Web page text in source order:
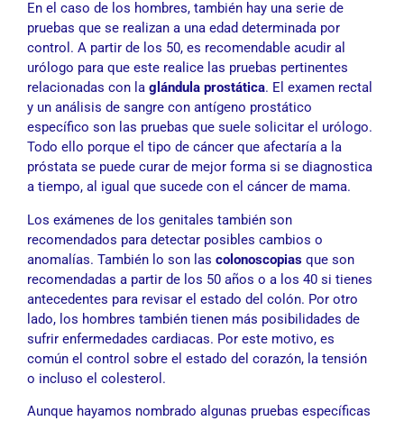
En el caso de los hombres, también hay una serie de
pruebas que se realizan a una edad determinada por
control. A partir de los 50, es recomendable acudir al
urólogo para que este realice las pruebas pertinentes
relacionadas con la glándula prostática. El examen rectal
y un análisis de sangre con antígeno prostático
específico son las pruebas que suele solicitar el urólogo.
Todo ello porque el tipo de cáncer que afectaría a la
próstata se puede curar de mejor forma si se diagnostica
a tiempo, al igual que sucede con el cáncer de mama.
Los exámenes de los genitales también son
recomendados para detectar posibles cambios o
anomalías. También lo son las colonoscopias que son
recomendadas a partir de los 50 años o a los 40 si tienes
antecedentes para revisar el estado del colón. Por otro
lado, los hombres también tienen más posibilidades de
sufrir enfermedades cardiacas. Por este motivo, es
común el control sobre el estado del corazón, la tensión
o incluso el colesterol.
Aunque hayamos nombrado algunas pruebas específicas